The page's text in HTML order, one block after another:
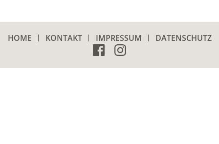
HOME KONTAKT IMPRESSUM DATENSCHUTZ